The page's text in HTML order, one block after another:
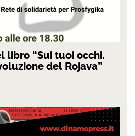
libro “Sui tuoi occhi.
del Rojava”